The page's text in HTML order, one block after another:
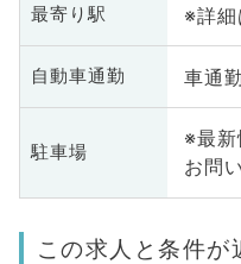
最寄り駅 ※詳
自動車通勤 車通
駐車場
※最
お問
この求人と条件が